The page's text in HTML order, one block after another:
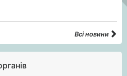
Всі новини